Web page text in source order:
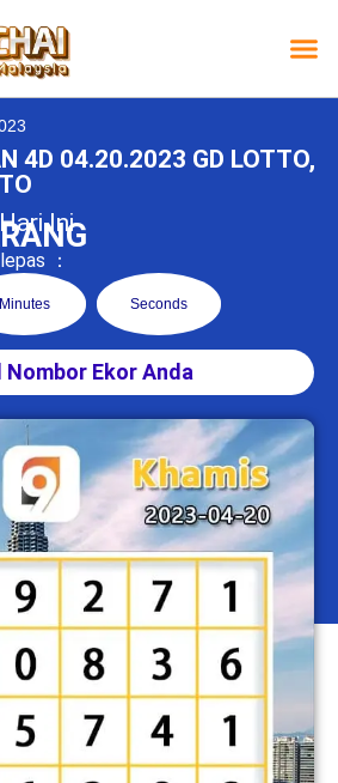
4D 04.20.2023 GD LOTTO,
Ini
：
Minutes Seconds
Nombor Ekor Anda